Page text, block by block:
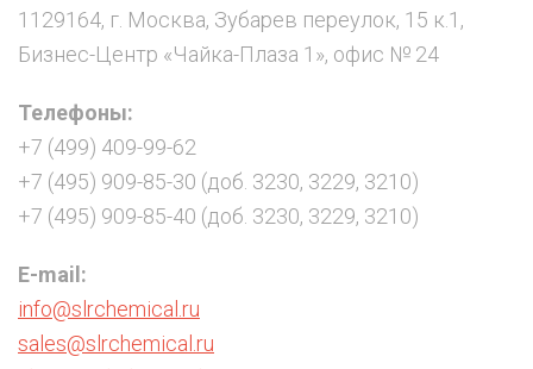
1129164, г. Москва, Зубарев переулок, 15 к.1,
Бизнес-Центр «Чайка-Плаза 1», офис № 24
Телефоны:
+7 (499) 409-99-62
+7 (495) 909-85-30 (доб. 3230, 3229, 3210)
+7 (495) 909-85-40 (доб. 3230, 3229, 3210)
E-mail:
info@slrchemical.ru
sales@slrchemical.ru